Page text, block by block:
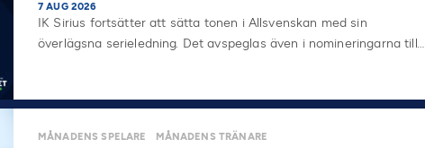
7 AUG 2026
IK Sirius fortsätter att sätta tonen i Allsvenskan med sin
överlägsna serieledning. Det avspeglas även i nomineringarna till…
MÅNADENS SPELARE MÅNADENS TRÄNARE